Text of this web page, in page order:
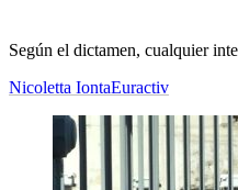
Según el dictamen, cualquier
Nicoletta IontaEuractiv